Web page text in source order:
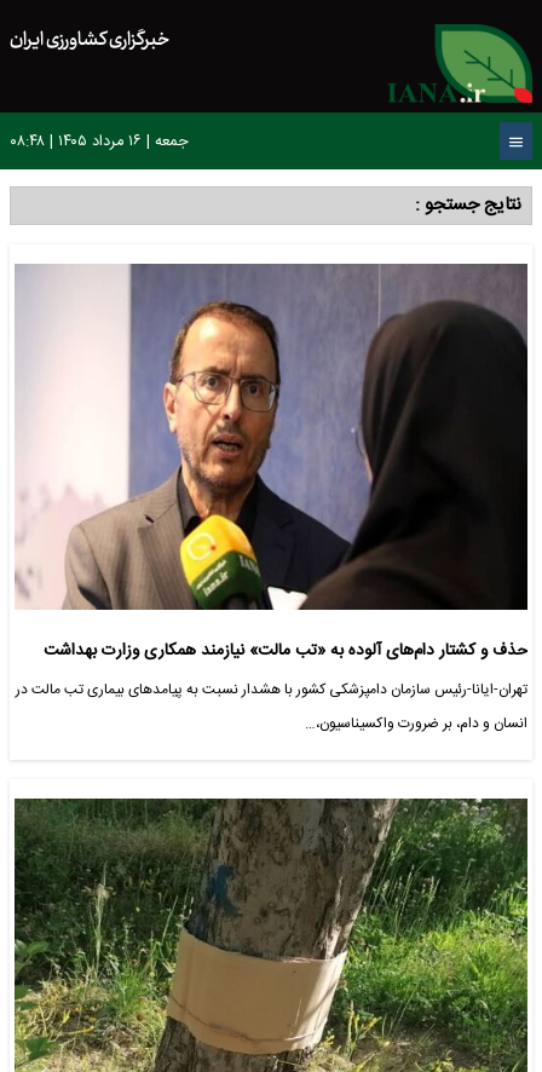
خبرگزاری کشاورزی ایران
جمعه | ۱۶ مرداد ۱۴۰۵ | ۰۸:۴۸
نتایج جستجو :
حذف و کشتار دام‌های آلوده به «تب مالت» نیازمند همکاری وزارت بهداشت
تهران-ایانا-رئیس سازمان دامپزشکی کشور با هشدار نسبت به پیامدهای بیماری تب مالت در
انسان و دام، بر ضرورت واکسیناسیون،…